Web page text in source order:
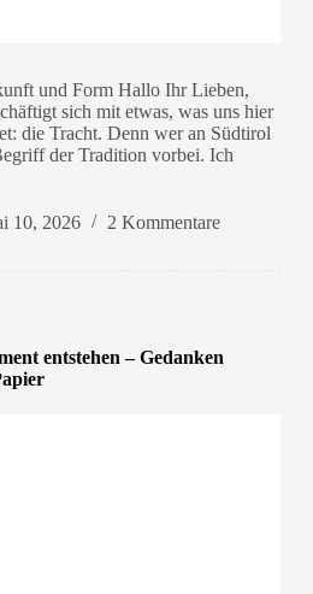
und Form Hallo Ihr Lieben,
sich mit etwas, was uns hier
die Tracht. Denn wer an Südtirol
der Tradition vorbei. Ich
10, 2026 2 Kommentare
entstehen – Gedanken